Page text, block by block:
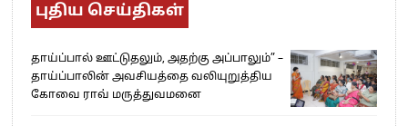
புதிய செய்திகள்
தாய்ப்பால் ஊட்டுதலும், அதற்கு அப்பாலும்” –
தாய்ப்பாலின் அவசியத்தை வலியுறுத்திய
கோவை ராவ் மருத்துவமனை